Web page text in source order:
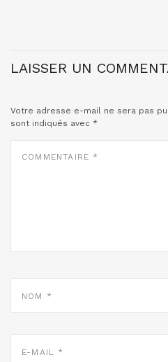
LAISSER UN
Votre adresse e-mail ne sera pas
sont indiqués avec *
MAIL